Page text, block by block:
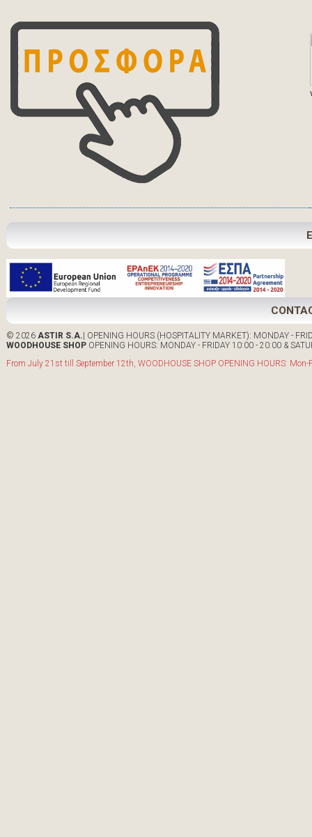
© 2026 ASTIR S.A.| OPENING HOURS (HOSPITALITY MARKET): MONDAY -
WOODHOUSE SHOPOPENING HOURS: MONDAY - FRIDAY 10:00 - 20:00 &
From July 21st till September 12th, WOODHOUSE SHOP OPENING HOURS: